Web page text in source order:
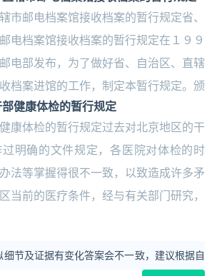
市邮电档案馆接收档案的暂行规定省、
电档案馆接收档案的暂行规定在１９９
电部发布，为了做好省、自治区、直辖
档案进馆的工作，制定本暂行规定。颁
健康体检的暂行规定
康体检的暂行规定过去对北京地区的干
明确的文件规定，各医院对体检的时
法等掌握得很不一致，以致造成许多矛
当前的医疗条件，经与有关部门研究，
细节及证据有变化答案会不一致，建议根据自